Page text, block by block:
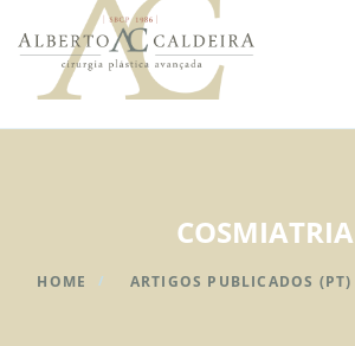
COSMIATRIA
HOME ARTIGOS PUBLICADOS (PT)